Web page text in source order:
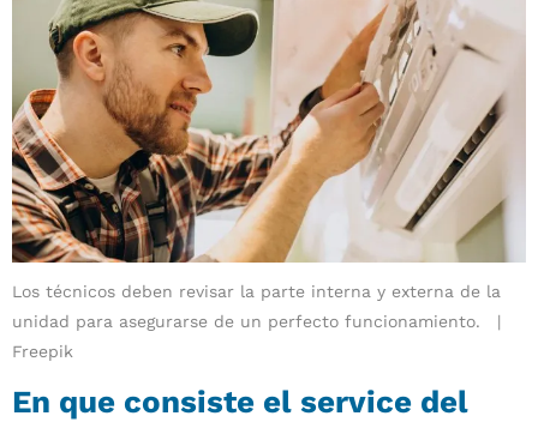
Los técnicos deben revisar la parte interna y externa de la
unidad para asegurarse de un perfecto funcionamiento.
Freepik
En que consiste el service del